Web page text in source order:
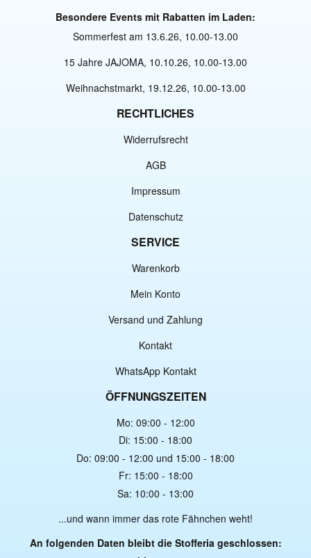
Besondere Events mit Rabatten im Laden:
Sommerfest am 13.6.26, 10.00-13.00
15 Jahre JAJOMA, 10.10.26, 10.00-13.00
Weihnachstmarkt, 19.12.26, 10.00-13.00
RECHTLICHES
Widerrufsrecht
AGB
Impressum
Datenschutz
SERVICE
Warenkorb
Mein Konto
Versand und Zahlung
Kontakt
WhatsApp Kontakt
ÖFFNUNGSZEITEN
Mo: 09:00 - 12:00
Di: 15:00 - 18:00
Do: 09:00 - 12:00 und 15:00 - 18:00
Fr: 15:00 - 18:00
Sa: 10:00 - 13:00
...und wann immer das rote Fähnchen weht!
An folgenden Daten bleibt die Stofferia geschlossen: